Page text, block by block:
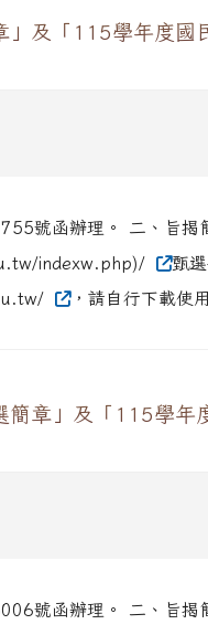
」及「115學年度國
號函辦理。 二、旨揭
indexw.php)/
甄
，請自行下載使
簡章」及「115學年
號函辦理。 二、旨揭